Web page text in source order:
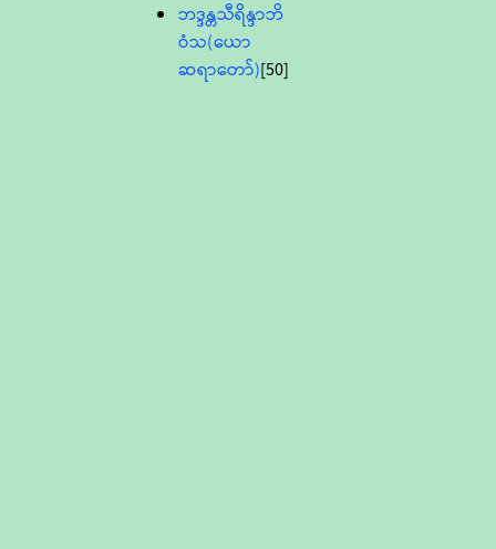
ဘဒ္ဒန္တသီရိန္ဒာဘိ
ဝံသ(ယော
ဆရာတော်)[50]